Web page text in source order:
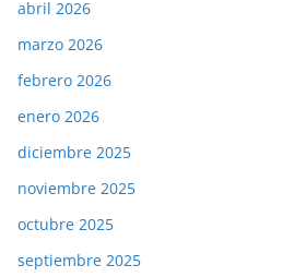
abril 2026
marzo 2026
febrero 2026
enero 2026
diciembre 2025
noviembre 2025
octubre 2025
septiembre 2025